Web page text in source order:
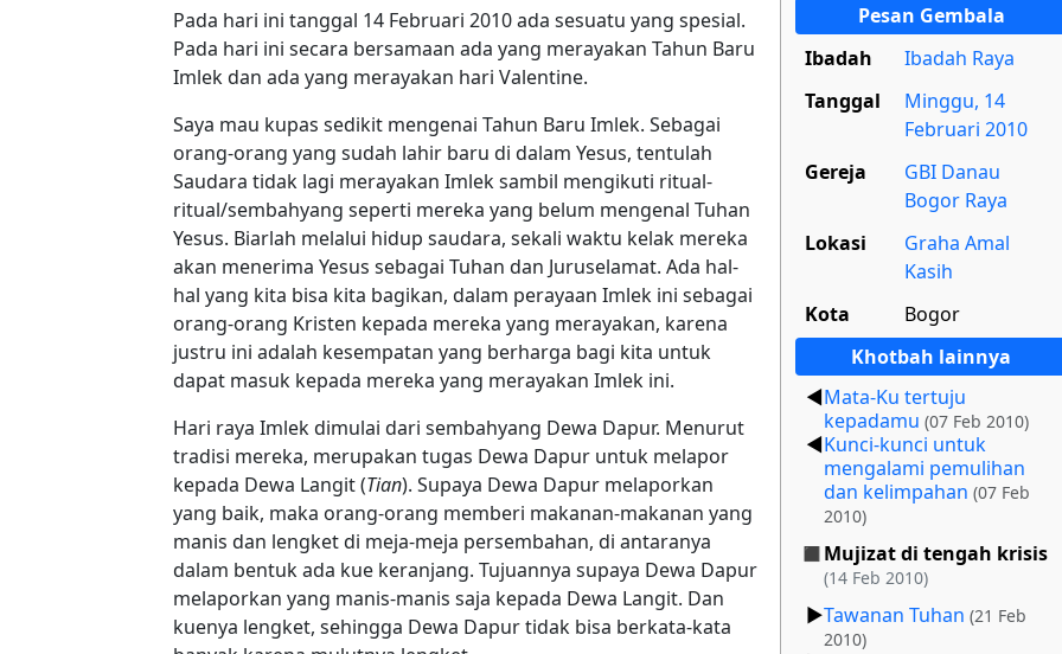
Pesan Gembala
Ibadah
Ibadah Raya
Tanggal
Minggu, 14
Februari 2010
Gereja
GBI Danau
Bogor Raya
Lokasi
Graha Amal
Kasih
Kota
Bogor
Khotbah lainnya
Mata-Ku tertuju
kepadamu (07 Feb 2010)
Kunci-kunci untuk
mengalami pemulihan
dan kelimpahan (07 Feb
2010)
Mujizat di tengah krisis
(14 Feb 2010)
Tawanan Tuhan (21 Feb
2010)
Pada hari ini tanggal 14 Februari 2010 ada sesuatu yang spesial.
Pada hari ini secara bersamaan ada yang merayakan Tahun Baru
Imlek dan ada yang merayakan hari Valentine.
Saya mau kupas sedikit mengenai Tahun Baru Imlek. Sebagai
orang-orang yang sudah lahir baru di dalam Yesus, tentulah
Saudara tidak lagi merayakan Imlek sambil mengikuti ritual-
ritual/sembahyang seperti mereka yang belum mengenal Tuhan
Yesus. Biarlah melalui hidup saudara, sekali waktu kelak mereka
akan menerima Yesus sebagai Tuhan dan Juruselamat. Ada hal-
hal yang kita bisa kita bagikan, dalam perayaan Imlek ini sebagai
orang-orang Kristen kepada mereka yang merayakan, karena
justru ini adalah kesempatan yang berharga bagi kita untuk
dapat masuk kepada mereka yang merayakan Imlek ini.
Hari raya Imlek dimulai dari sembahyang Dewa Dapur. Menurut
tradisi mereka, merupakan tugas Dewa Dapur untuk melapor
kepada Dewa Langit (Tian). Supaya Dewa Dapur melaporkan
yang baik, maka orang-orang memberi makanan-makanan yang
manis dan lengket di meja-meja persembahan, di antaranya
dalam bentuk ada kue keranjang. Tujuannya supaya Dewa Dapur
melaporkan yang manis-manis saja kepada Dewa Langit. Dan
kuenya lengket, sehingga Dewa Dapur tidak bisa berkata-kata